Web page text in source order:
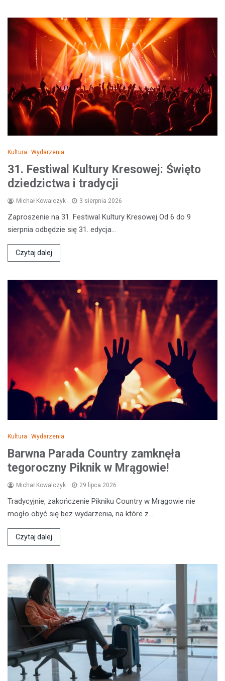
Kultura Wydarzenia
31. Festiwal Kultury Kresowej: Święto
dziedzictwa i tradycji
Michał Kowalczyk 3 sierpnia 2026
Zaproszenie na 31. Festiwal Kultury Kresowej Od 6 do 9
sierpnia odbędzie się 31. edycja…
Czytaj dalej
Kultura Wydarzenia
Barwna Parada Country zamknęła
tegoroczny Piknik w Mrągowie!
Michał Kowalczyk 29 lipca 2026
Tradycyjnie, zakończenie Pikniku Country w Mrągowie nie
mogło obyć się bez wydarzenia, na które z…
Czytaj dalej